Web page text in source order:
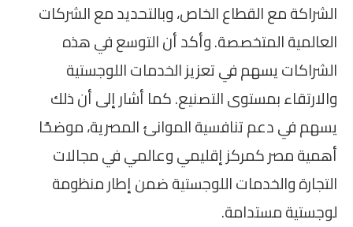
الشراكة مع القطاع الخاص، وبالتحديد مع الشركات
العالمية المتخصصة. وأكد أن التوسع في هذه
الشراكات يسهم في تعزيز الخدمات اللوجستية
والارتقاء بمستوى التصنيع. كما أشار إلى أن ذلك
يسهم في دعم تنافسية الموانئ المصرية، موضحًا
أهمية مصر كمركز إقليمي وعالمي في مجالات
التجارة والخدمات اللوجستية ضمن إطار منظومة
لوجستية مستدامة.